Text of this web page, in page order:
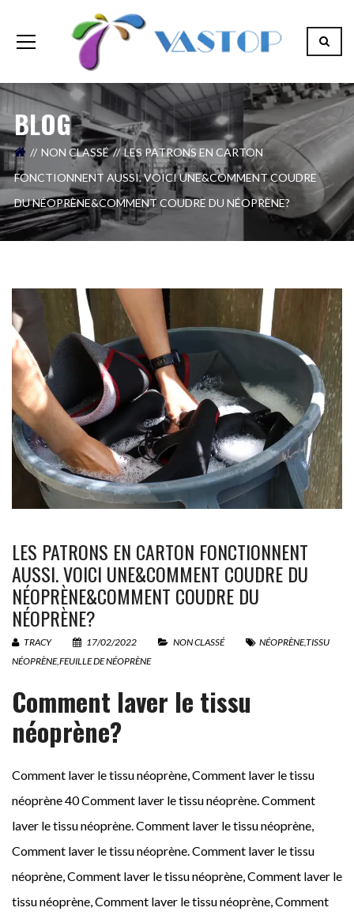
BLOG
NON CLASSÉ
LES PATRONS EN CARTON
FONCTIONNENT AUSSI. VOICI UNE&COMMENT COUDRE
DU NÉOPRÈNE&COMMENT COUDRE DU NÉOPRÈNE?
LES PATRONS EN CARTON FONCTIONNENT
AUSSI. VOICI UNE&COMMENT COUDRE DU
NÉOPRÈNE&COMMENT COUDRE DU
NÉOPRÈNE?
TRACY 17/02/2022 NON CLASSÉ NÉOPRÈNE,TISSU
NÉOPRÈNE,FEUILLE DE NÉOPRÈNE
Comment laver le tissu
néoprène?
Comment laver le tissu néoprène, Comment laver le tissu
néoprène 40 Comment laver le tissu néoprène. Comment
laver le tissu néoprène. Comment laver le tissu néoprène,
Comment laver le tissu néoprène. Comment laver le tissu
néoprène, Comment laver le tissu néoprène, Comment laver le
tissu néoprène, Comment laver le tissu néoprène, Comment